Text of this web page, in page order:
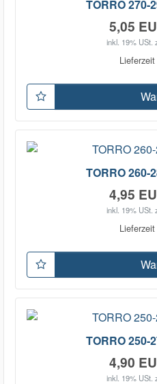
TORRO 270-
5,05
inkl. 19% USt.
TORRO 260-
4,95
inkl. 19% USt.
TORRO 250-
4,90
inkl. 19% USt.